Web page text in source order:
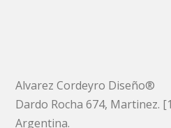
Alvarez Cordeyro Diseño®
Dardo Rocha 674, Martinez.
Argentina.